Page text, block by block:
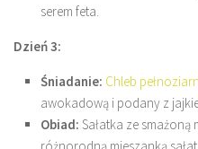
serem feta.
Dzień 3:
Śniadanie: Chleb
awokadową i podany z
Obiad: Sałatka ze